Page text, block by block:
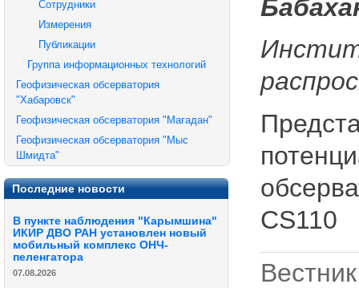
Сотрудники
Измерения
Публикации
Группа информационных технологий
Геофизическая обсерватория
"Хабаровск"
Геофизическая обсерватория "Магадан"
Геофизическая обсерватория "Мыс
Шмидта"
Последние новости
В пункте наблюдения "Карымшина"
ИКИР ДВО РАН установлен новый
мобильный комплекс ОНЧ-
пеленгатора
07.08.2026
CS110